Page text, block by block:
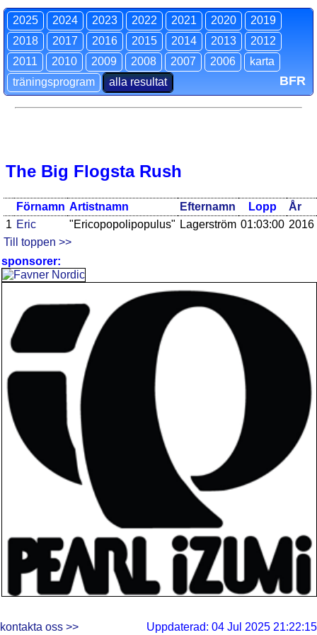
2025 2024 2023 2022 2021 2020
2019
2018
2017 2016 2015 2014 2013
2012
2011
2010 2009 2008 2007 2006
karta
träningsprogram
alla resultat BFR
The Big Flogsta Rush
Förnamn Artistnamn Efternamn Lopp
År
1 Eric "Ericopopolipopulus" Lagerström 01:03:00 2016
Till toppen >>
sponsorer:
kontakta oss >> Uppdaterad: 04 Jul 2025 21:22:15